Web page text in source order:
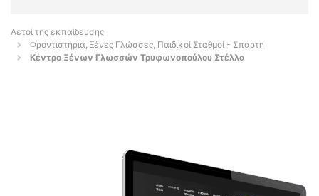
Αετοί της εκπαίδευσης
Φροντιστήρια, Ξένες Γλώσσες, Παιδικοί Σταθμοί - Σπαρτη
Κέντρο Ξένων Γλωσσών Τρυφωνοπούλου Στέλλα